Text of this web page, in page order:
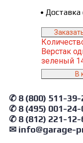
•
Верстак
зеленый
В
✆ 8 (800) 511-39-
✆ 8 (495) 001-24-
✆ 8 (812) 221-12-
✉ info@garage-